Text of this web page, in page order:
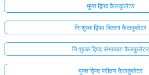
मुफ्त द्विपद कैलकुलेटर
निःशुल्क द्विपद वितरण कैलकुलेटर
निःशुल्क द्विपद संभाव्यता कैलकुलेटर
मुफ्त द्विपद परीक्षण कैलकुलेटर